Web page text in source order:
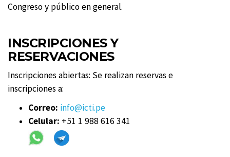
Congreso y público en general.
INSCRIPCIONES Y
RESERVACIONES
Inscripciones abiertas: Se realizan reservas e
inscripciones a:
Correo: info@icti.pe
Celular: +51 1 988 616 341